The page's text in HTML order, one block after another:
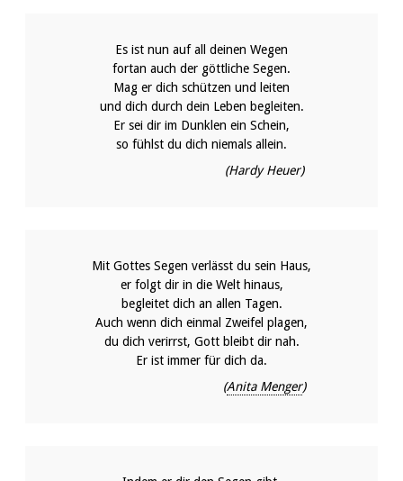
Es ist nun auf all deinen Wegen
fortan auch der göttliche Segen.
Mag er dich schützen und leiten
und dich durch dein Leben begleiten.
Er sei dir im Dunklen ein Schein,
so fühlst du dich niemals allein.
(Hardy Heuer)
Mit Gottes Segen verlässt du sein Haus,
er folgt dir in die Welt hinaus,
begleitet dich an allen Tagen.
Auch wenn dich einmal Zweifel plagen,
du dich verirrst, Gott bleibt dir nah.
Er ist immer für dich da.
(Anita Menger)